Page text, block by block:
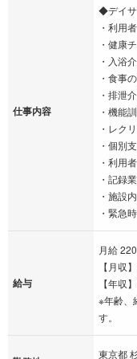
仕事内容
◆デイサ
・利用
・健康
・入浴
・食事
・排泄
・機能
・レク
・個別
・利用
・記録
・施設
・緊急
給与
月給
【月収
【年収
※年齢、
す。
東京都